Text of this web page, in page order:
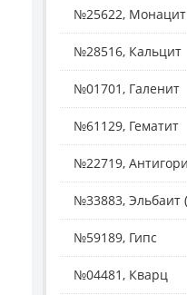
№25622, Монацит
№28516, Кальцит
№01701, Галенит
№61129, Гематит
№22719,
№33883, Эльбаит
№59189, Гипс
№04481, Кварц